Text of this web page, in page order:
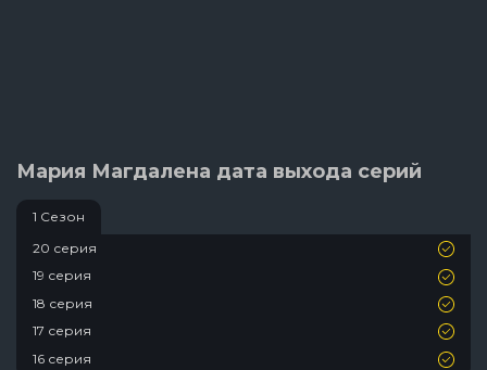
Мария Магдалена дата выхода серий
1 Сезон
20 серия
19 серия
18 серия
17 серия
16 серия